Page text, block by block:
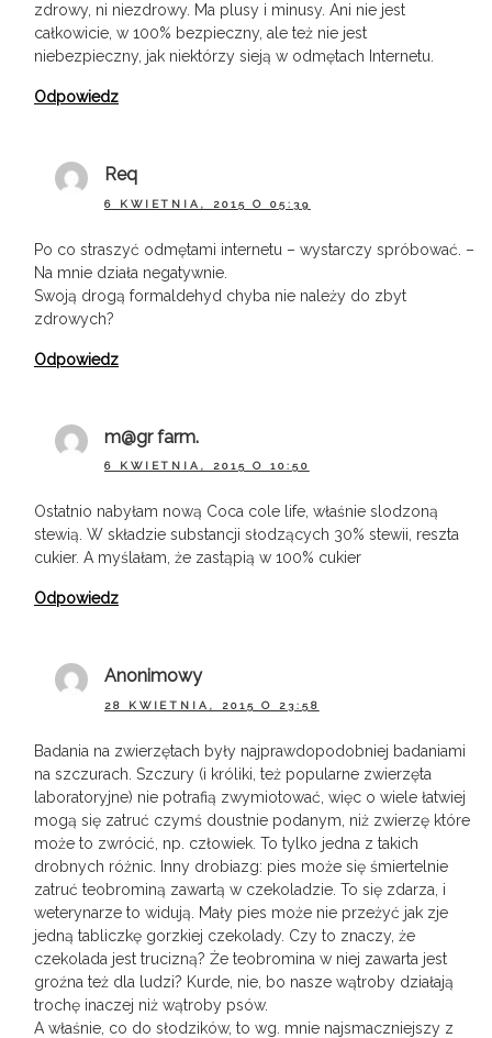
zdrowy, ni niezdrowy. Ma plusy i minusy. Ani nie jest
całkowicie, w 100% bezpieczny, ale też nie jest
niebezpieczny, jak niektórzy sieją w odmętach Internetu.
Odpowiedz
Req
6 KWIETNIA, 2015 O 05:39
Po co straszyć odmętami internetu – wystarczy spróbować. –
Na mnie działa negatywnie.
Swoją drogą formaldehyd chyba nie należy do zbyt
zdrowych?
Odpowiedz
m@gr farm.
6 KWIETNIA, 2015 O 10:50
Ostatnio nabyłam nową Coca cole life, właśnie slodzoną
stewią. W składzie substancji słodzących 30% stewii, reszta
cukier. A myślałam, że zastąpią w 100% cukier
Odpowiedz
Anonimowy
28 KWIETNIA, 2015 O 23:58
Badania na zwierzętach były najprawdopodobniej badaniami
na szczurach. Szczury (i króliki, też popularne zwierzęta
laboratoryjne) nie potrafią zwymiotować, więc o wiele łatwiej
mogą się zatruć czymś doustnie podanym, niż zwierzę które
może to zwrócić, np. człowiek. To tylko jedna z takich
drobnych różnic. Inny drobiazg: pies może się śmiertelnie
zatruć teobrominą zawartą w czekoladzie. To się zdarza, i
weterynarze to widują. Mały pies może nie przeżyć jak zje
jedną tabliczkę gorzkiej czekolady. Czy to znaczy, że
czekolada jest trucizną? Że teobromina w niej zawarta jest
groźna też dla ludzi? Kurde, nie, bo nasze wątroby działają
trochę inaczej niż wątroby psów.
A właśnie, co do słodzików, to wg. mnie najsmaczniejszy z